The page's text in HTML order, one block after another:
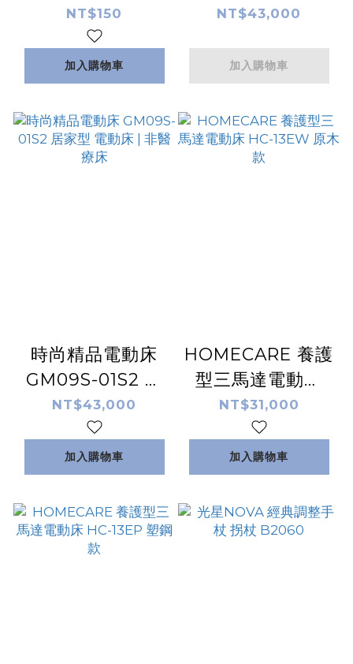
NT$150
加入購物車
家型 電動床 | 非醫
NT$43,000
加入購物車
時尚精品電動床
GM09S-01S2 居
家型 電動床 | 非醫
療床
NT$43,000
加入購物車
HOMECARE 養護
型三馬達電動床
HC-13EW 原木款
NT$31,000
加入購物車